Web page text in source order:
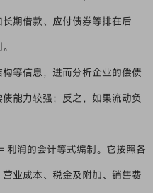
期借款、应付债券等排在后
等信息，进而分析企业的偿债
能力较强；反之，如果流动负
利润的会计等式编制。它按照各
业成本、税金及附加、销售费